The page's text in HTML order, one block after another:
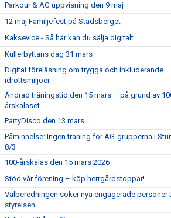
Parkour & AG uppvisning den 9 maj
12 maj Familjefest på Stadsberget
Kaksevice - Så här kan du sälja digitalt
Kullerbyttans dag 31 mars
Digital föreläsning om trygga och inkluderande
idrottsmiljöer
Ändrad träningstid den 15 mars – på grund av
årskalaset
PartyDisco den 13 mars
Påminnelse: Ingen träning för AG-grupperna i
8/3
100-årskalas den 15 mars 2026
Stöd vår förening – köp herrgårdstoppar!
Valberedningen söker nya engagerade personer
styrelsen